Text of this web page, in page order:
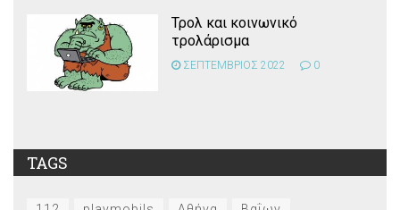
Τρολ και κοινωνικό
τρολάρισμα
ΣΕΠΤΕΜΒΡΙΟΣ 2022 0
TAGS